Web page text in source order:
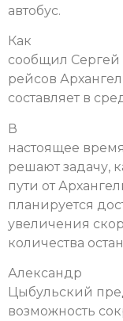
автобус.
Как
сообщил Сергей
рейсов
составляет в
В
настоящее
решают задачу,
пути от
планируется
увеличения
количества
Александр
Цыбульский
возможность